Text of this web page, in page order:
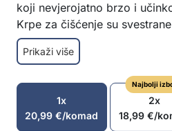
koji nevjerojatno brzo i
Krpe za čišćenje su
različitim prostorijama i na
površinama!
Krpe su prikladne za
brisanje prašine i
Čarobne krpe uklanjaju
Krpa izuzetno brzo i
Prikaži više
1x
20,99€/komad
Najbolji
2x
18,99€/